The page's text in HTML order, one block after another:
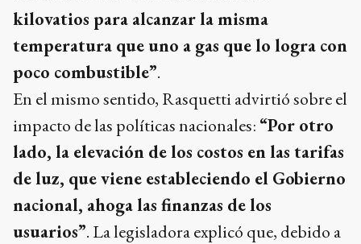
kilovatios para alcanzar la misma
temperatura que uno a gas que lo logra con
poco combustible”.
En el mismo sentido, Rasquetti advirtió sobre el
impacto de las políticas nacionales: “Por otro
lado, la elevación de los costos en las tarifas
de luz, que viene estableciendo el Gobierno
nacional, ahoga las finanzas de los
usuarios”. La legisladora explicó que, debido a